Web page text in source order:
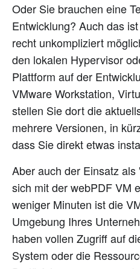
Oder Sie brauchen eine
Entwicklung? Auch das
recht unkompliziert
den lokalen Hypervisor
Plattform auf der
VMware Workstation,
stellen Sie dort die
mehrere Versionen, in
dass Sie direkt etwas
Aber auch der Einsatz
sich mit der webPDF VM
weniger Minuten ist die
Umgebung Ihres
haben vollen Zugriff auf
System oder die